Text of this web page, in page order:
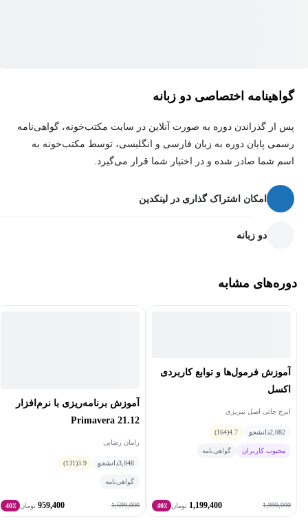
ما با افتخار این آموزش ارزشمند را در اختیار شما قرار می‌دهیم تا
مسیر موفقیت در کسب‌وکارتان هموارتر شود.
گواهینامه اختصاصی دو زبانه
پس از گذراندن دوره به صورت آنلاین در سایت مکتب‌خونه، گواهی‌نامه
رسمی پایان دوره به زبان فارسی و انگلیسی، توسط مکتب‌خونه به
اسم شما صادر شده و در اختیار شما قرار می‌گیرد.
امکان اشتراک گذاری در لینکدین
دو زبانه
دوره‌های مشابه
آموزش فرمول‌ها و توابع کاربردی
اکسل
ایرج چائی اصل تبریزی
2,082دانشجو 4.7
(164)
محبوب کاربران گواهی‌نامه
1,999,000
1,199,400 تومان 40٪
آموزش برنامه‌ریزی با نرم‌افزار
21.12 Primavera
رامان رضایی
3,848دانشجو 3.9
(131)
گواهی‌نامه
1,599,000
959,400 تومان 40٪